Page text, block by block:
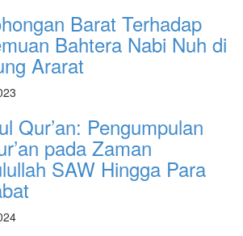
Barat Terhadap
Bahtera Nabi Nuh di
Ararat
Qur’an: Pengumpulan
pada Zaman
SAW Hingga Para